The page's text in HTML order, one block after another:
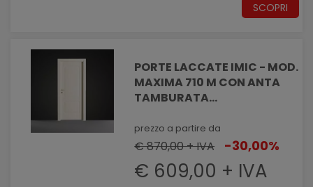
SCOPRI
PORTE LACCATE IMIC - MOD.
MAXIMA 710 M CON ANTA
TAMBURATA
MASSELLATO
prezzo a partire da
€ 870,00 + IVA -30,00%
€ 609,00 + IVA